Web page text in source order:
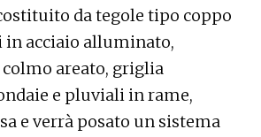
da tegole tipo coppo
acciaio alluminato,
areato, griglia
e pluviali in rame,
e verrà posato un sistema